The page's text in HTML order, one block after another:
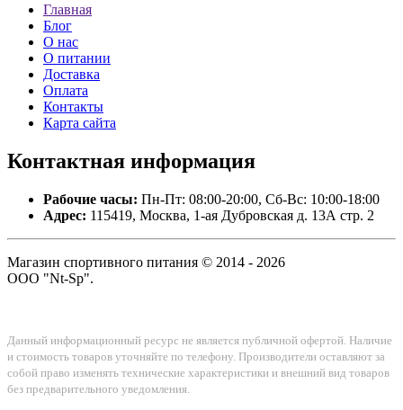
Главная
Блог
О нас
О питании
Доставка
Оплата
Контакты
Карта сайта
Контактная информация
Рабочие часы: Пн-Пт: 08:00-20:00, Сб-Вс: 10:00-18:00
Адрес: 115419, Москва, 1-ая Дубровская д. 13А стр. 2
Магазин спортивного питания © 2014 - 2026
ООО "Nt-Sp".
Данный информационный ресурс не является публичной офертой. Наличие
и стоимость товаров уточняйте по телефону. Производители оставляют за
собой право изменять технические характеристики и внешний вид товаров
без предварительного уведомления.